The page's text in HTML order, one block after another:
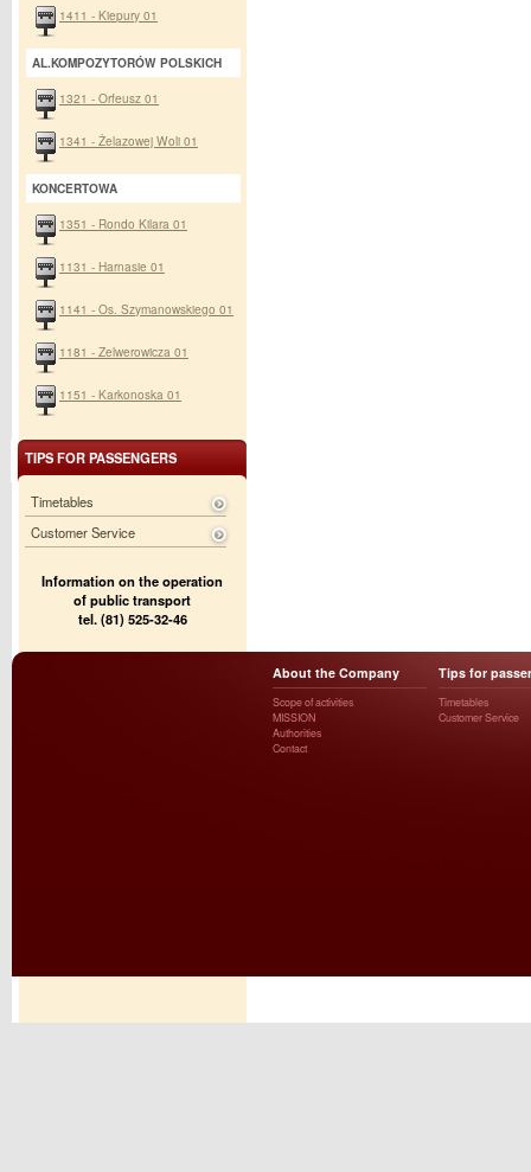
1411 - Kiepury 01
AL.KOMPOZYTORÓW POLSKICH
1321 - Orfeusz 01
1341 - Żelazowej Woli 01
KONCERTOWA
1351 - Rondo Kilara 01
1131 - Harnasie 01
1141 - Os. Szymanowskiego 01
1181 - Zelwerowicza 01
1151 - Karkonoska 01
TIPS FOR PASSENGERS
Timetables
Customer Service
Information on the operation
of public transport
tel. (81) 525-32-46
About the Company
Scope of activities
MISSION
Authorities
Contact
Tips for
Timetables
Customer Service